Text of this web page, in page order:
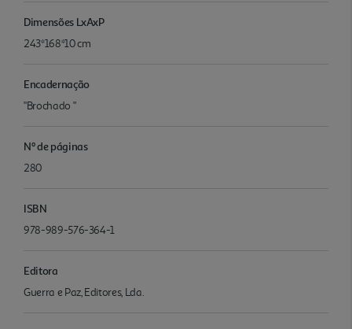
Dimensões LxAxP
243*168*10 cm
Encadernação
"Brochado "
Nº de páginas
280
ISBN
978-989-576-364-1
Editora
Guerra e Paz, Editores, Lda.